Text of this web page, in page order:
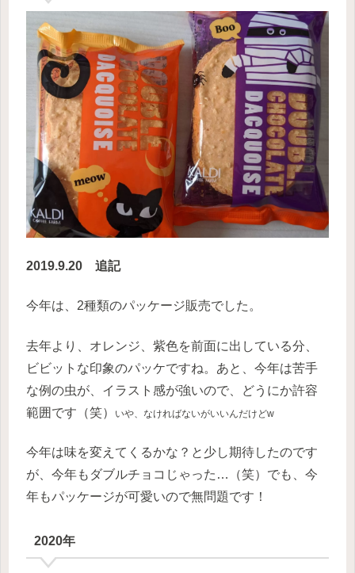
2019.9.20 追記
今年は、2種類のパッケージ販売でした。
去年より、オレンジ、紫色を前面に出している分、
ビビットな印象のパッケですね。あと、今年は苦手
な例の虫が、イラスト感が強いので、どうにか許容
範囲です（笑）
いや、なければないがいいんだけどw
今年は味を変えてくるかな？と少し期待したのです
が、今年もダブルチョコじゃった…（笑）でも、今
年もパッケージが可愛いので無問題です！
2020年